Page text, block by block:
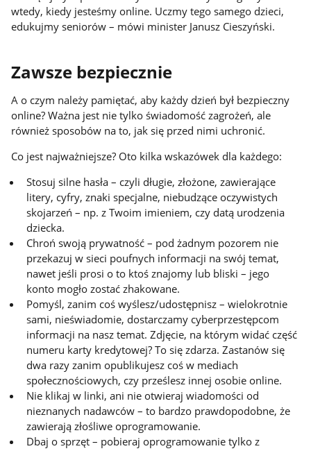
wtedy, kiedy jesteśmy online. Uczmy tego samego dzieci,
edukujmy seniorów – mówi minister Janusz Cieszyński.
Zawsze bezpiecznie
A o czym należy pamiętać, aby każdy dzień był bezpieczny
online? Ważna jest nie tylko świadomość zagrożeń, ale
również sposobów na to, jak się przed nimi uchronić.
Co jest najważniejsze? Oto kilka wskazówek dla każdego:
Stosuj silne hasła – czyli długie, złożone, zawierające
litery, cyfry, znaki specjalne, niebudzące oczywistych
skojarzeń – np. z Twoim imieniem, czy datą urodzenia
dziecka.
Chroń swoją prywatność – pod żadnym pozorem nie
przekazuj w sieci poufnych informacji na swój temat,
nawet jeśli prosi o to ktoś znajomy lub bliski – jego
konto mogło zostać zhakowane.
Pomyśl, zanim coś wyślesz/udostępnisz – wielokrotnie
sami, nieświadomie, dostarczamy cyberprzestępcom
informacji na nasz temat. Zdjęcie, na którym widać część
numeru karty kredytowej? To się zdarza. Zastanów się
dwa razy zanim opublikujesz coś w mediach
społecznościowych, czy prześlesz innej osobie online.
Nie klikaj w linki, ani nie otwieraj wiadomości od
nieznanych nadawców – to bardzo prawdopodobne, że
zawierają złośliwe oprogramowanie.
Dbaj o sprzęt – pobieraj oprogramowanie tylko z